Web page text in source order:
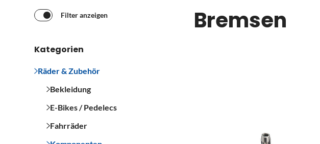
Filter anzeigen Bremsen
Kategorien
Räder & Zubehör
Bekleidung
E-Bikes / Pedelecs
Fahrräder